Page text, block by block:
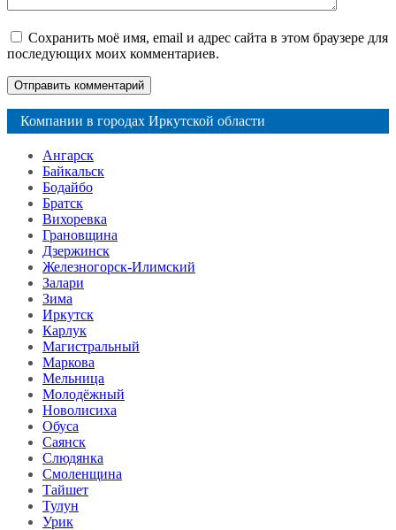
Сохранить моё имя, email и адрес сайта в этом браузере для
последующих моих комментариев.
Компании в городах Иркутской области
Ангарск
Байкальск
Бодайбо
Братск
Вихоревка
Грановщина
Дзержинск
Железногорск-Илимский
Залари
Зима
Иркутск
Карлук
Магистральный
Маркова
Мельница
Молодёжный
Новолисиха
Обуса
Саянск
Слюдянка
Смоленщина
Тайшет
Тулун
Урик